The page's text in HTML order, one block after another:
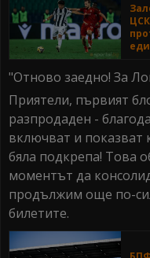
"Отново заедно! За
Приятели, първият
разпродаден -
включват и показват
бяла подкрепа! Това
моментът да
продължим още по-
билетите.